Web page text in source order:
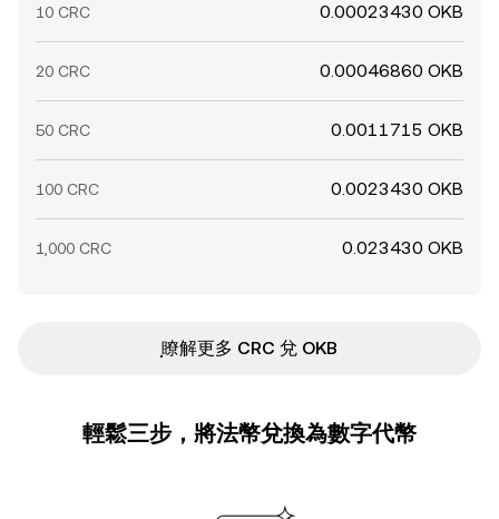
10 CRC 0.00023430 OKB
20 CRC 0.00046860 OKB
50 CRC 0.0011715 OKB
100 CRC 0.0023430 OKB
1,000 CRC 0.023430 OKB
ִִִִִִִִִִִִִִִִִִִִִִִִִִִִִִִִִִִִִִִִִִִִִִִ瞭解更多 CRC 兌 OKB
輕鬆三步，將法幣兌換為數字代幣